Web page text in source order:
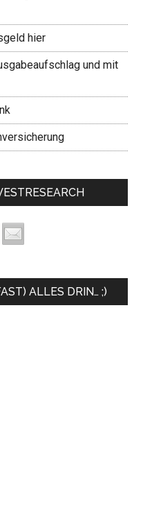
hier
und mit
ALLES DRIN… ;)